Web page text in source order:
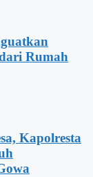
Rumah
Kapolresta